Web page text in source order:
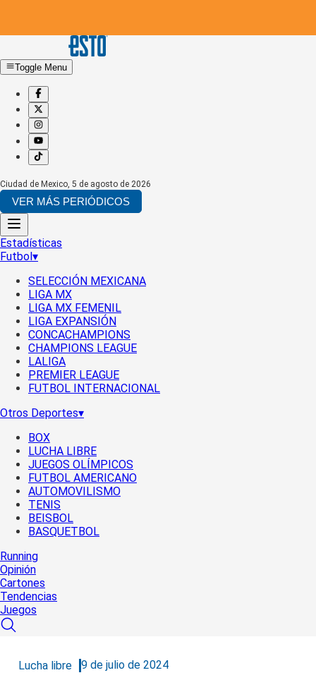
Toggle Menu
Ciudad de Mexico, 5 de agosto de 2026
VER MÁS PERIÓDICOS
Estadísticas
Futbol▾
SELECCIÓN MEXICANA
LIGA MX
LIGA MX FEMENIL
LIGA EXPANSIÓN
CONCACHAMPIONS
CHAMPIONS LEAGUE
LALIGA
PREMIER LEAGUE
FUTBOL INTERNACIONAL
Otros Deportes▾
BOX
LUCHA LIBRE
JUEGOS OLÍMPICOS
FUTBOL AMERICANO
AUTOMOVILISMO
TENIS
BEISBOL
BASQUETBOL
Running
Opinión
Cartones
Tendencias
Juegos
Lucha libre 9 de julio de 2024